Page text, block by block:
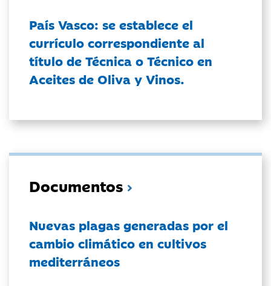
País Vasco: se establece el
currículo correspondiente al
título de Técnica o Técnico en
Aceites de Oliva y Vinos.
Documentos
Nuevas plagas generadas por el
cambio climático en cultivos
mediterráneos